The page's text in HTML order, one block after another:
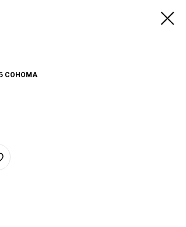
СОНОМА